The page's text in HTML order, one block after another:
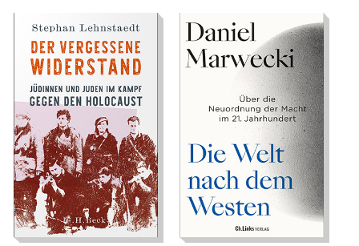
Der vergessene
Widerstand.
Jüdinnen und Juden
im Kampf gegen den
Holocaust
Die Welt nach dem
Westen. Über die
Neuordnung der
Macht im 21.
Jahrhundert